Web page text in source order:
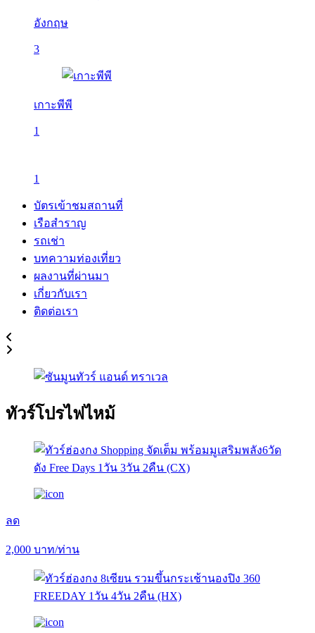
อังกฤษ
3
เกาะพีพี
1
1
บัตรเข้าชมสถานที่
เรือสำราญ
รถเช่า
บทความท่องเที่ยว
ผลงานที่ผ่านมา
เกี่ยวกับเรา
ติดต่อเรา
ทัวร์โปรไฟไหม้
ลด
2,000 บาท/ท่าน